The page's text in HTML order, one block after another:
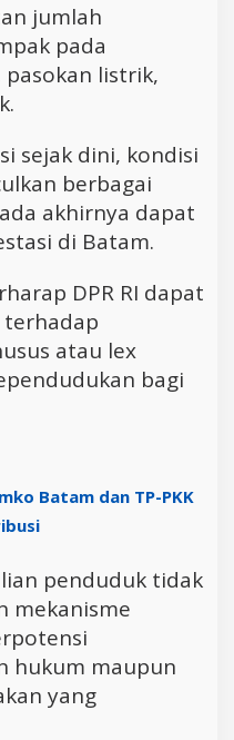
jumlah
pada
listrik,
sejak dini, kondisi
berbagai
akhirnya dapat
di Batam.
DPR RI dapat
atau lex
bagi
Batam dan TP-PKK
penduduk tidak
mekanisme
hukum maupun
yang